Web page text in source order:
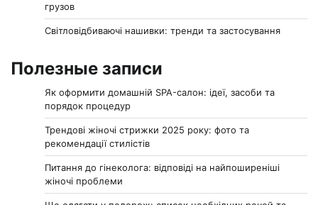
грузов
Світловідбиваючі нашивки: тренди та застосування
Полезные записи
Як оформити домашній SPA-салон: ідеї, засоби та
порядок процедур
Трендові жіночі стрижки 2025 року: фото та
рекомендації стилістів
Питання до гінеколога: відповіді на найпоширеніші
жіночі проблеми